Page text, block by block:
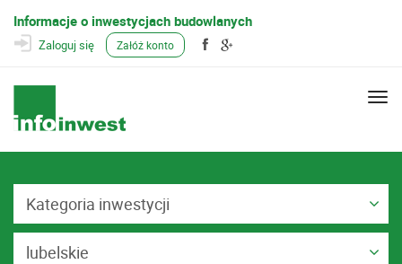
Informacje o inwestycjach budowlanych
Zaloguj się Załóż konto
Kategoria inwestycji
lubelskie